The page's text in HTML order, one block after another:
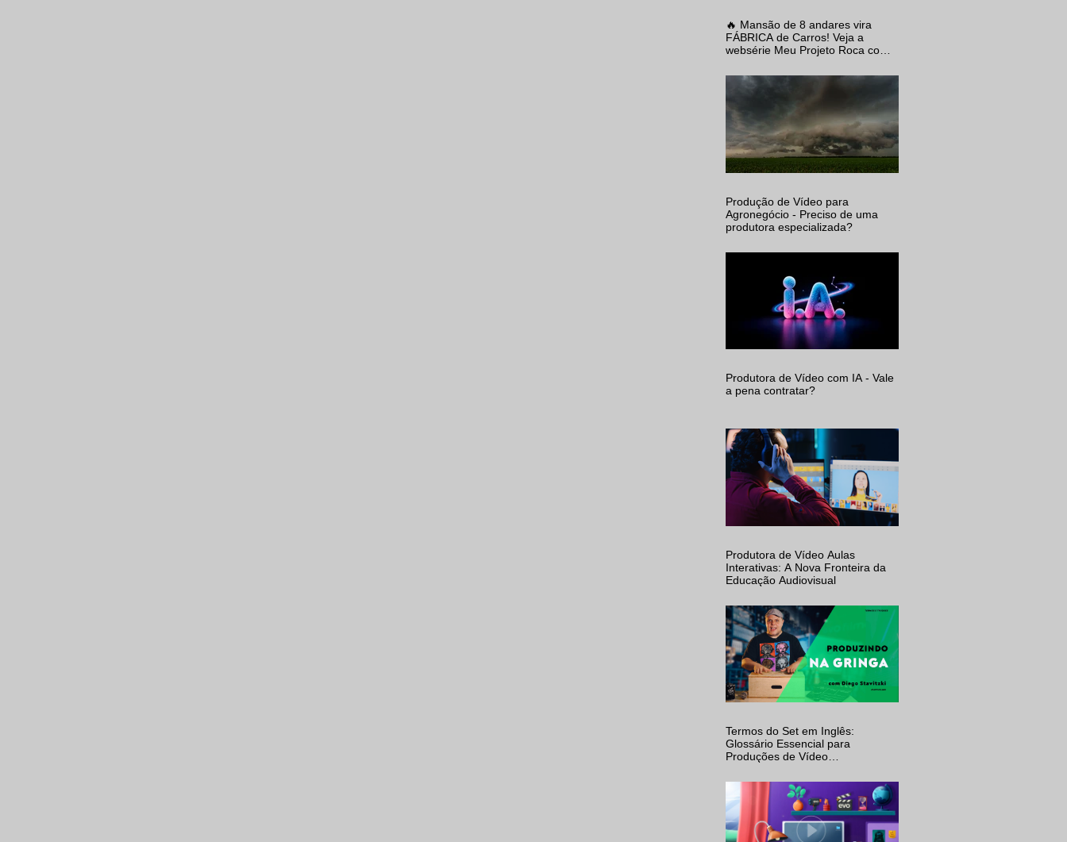
🔥 Mansão de 8 andares vira
FÁBRICA de Carros! Veja a
websérie Meu Projeto Roca com
EVO Filmes.
Produção de Vídeo para
Agronegócio - Preciso de uma
produtora especializada?
Produtora de Vídeo com IA - Vale
a pena contratar?
Produtora de Vídeo Aulas
Interativas: A Nova Fronteira da
Educação Audiovisual
Termos do Set em Inglês:
Glossário Essencial para
Produções de Vídeo
Mais)